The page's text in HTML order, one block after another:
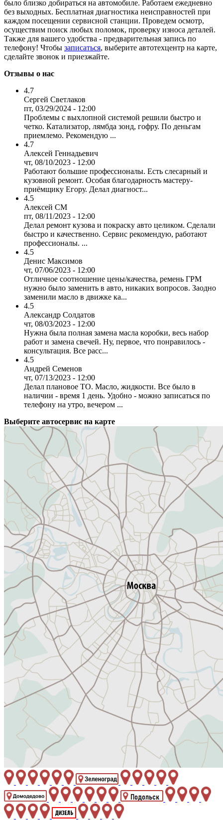
было близко добираться на автомобиле. Работаем ежедневно
без выходных. Бесплатная диагностика неисправностей при
каждом посещении сервисной станции. Проведем осмотр,
осуществим поиск любых поломок, проверку износа деталей.
Также для вашего удобства - предварительная запись по
телефону! Чтобы записаться, выберите автотехцентр на карте,
сделайте звонок и приезжайте.
Отзывы о нас
4.7
Сергей Светлаков
пт, 03/29/2024 - 12:00
Проблемы с выхлопной системой решили быстро и
четко. Катализатор, лямбда зонд, гофру. По деньгам
приемлемо. Рекомендую ...
4.7
Алексей Геннадьевич
чт, 08/10/2023 - 12:00
Работают большие профессионалы. Есть слесарный и
кузовной ремонт. Особая благодарность мастеру-
приёмщику Егору. Делал диагност...
4.5
Алексей СМ
пт, 08/11/2023 - 12:00
Делал ремонт кузова и покраску авто целиком. Сделали
быстро и качественно. Сервис рекомендую, работают
профессионалы. ...
4.5
Денис Максимов
чт, 07/06/2023 - 12:00
Отличное соотношение цены/качества, ремень ГРМ
нужно было заменить в авто, никаких вопросов. Заодно
заменили масло в движке ка...
4.5
Александр Солдатов
чт, 08/03/2023 - 12:00
Нужна была полная замена масла коробки, весь набор
работ и замена свечей. Ну, первое, что понравилось -
консультация. Все расс...
4.5
Андрей Семенов
чт, 07/13/2023 - 12:00
Делал плановое ТО. Масло, жидкости. Все было в
наличии - время 1 день. Удобно - можно записаться по
телефону на утро, вечером ...
Выберите автосервис на карте